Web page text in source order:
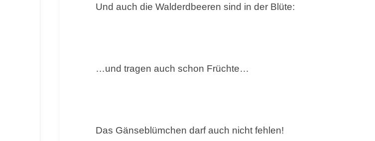
Und auch die Walderdbeeren sind in der Blüte:
…und tragen auch schon Früchte…
Das Gänseblümchen darf auch nicht fehlen!